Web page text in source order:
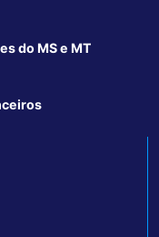
do MS e MT